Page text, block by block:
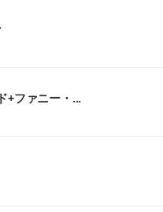
+ファニー・...